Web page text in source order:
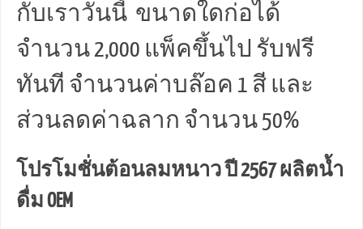
กับเราวันนี้ ขนาดใดก่อได้
จำนวน 2,000 แพ็คขึ้นไป รับฟรี
ทันที จำนวนค่าบล๊อค 1 สี และ
ส่วนลดค่าฉลาก จำนวน 50%
โปรโมชั่นต้อนลมหนาว ปี 2567 ผลิตน้ำ
ดื่ม OEM